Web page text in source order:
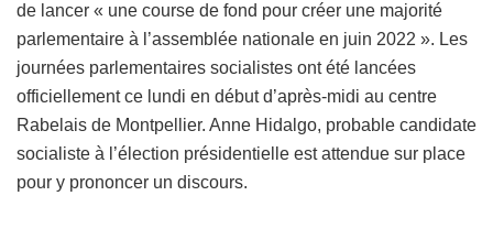
de lancer « une course de fond pour créer une majorité
parlementaire à l’assemblée nationale en juin 2022 ». Les
journées parlementaires socialistes ont été lancées
officiellement ce lundi en début d’après-midi au centre
Rabelais de Montpellier. Anne Hidalgo, probable candidate
socialiste à l’élection présidentielle est attendue sur place
pour y prononcer un discours.